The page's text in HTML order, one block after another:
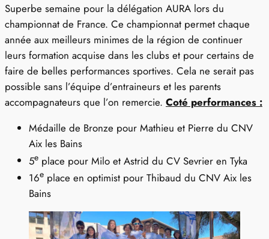
Superbe semaine pour la délégation AURA lors du
championnat de France. Ce championnat permet chaque
année aux meilleurs minimes de la région de continuer
leurs formation acquise dans les clubs et pour certains de
faire de belles performances sportives. Cela ne serait pas
possible sans l’équipe d’entraineurs et les parents
accompagnateurs que l’on remercie. Coté performances :
Médaille de Bronze pour Mathieu et Pierre du CNV
Aix les Bains
5e place pour Milo et Astrid du CV Sevrier en Tyka
16e place en optimist pour Thibaud du CNV Aix les
Bains